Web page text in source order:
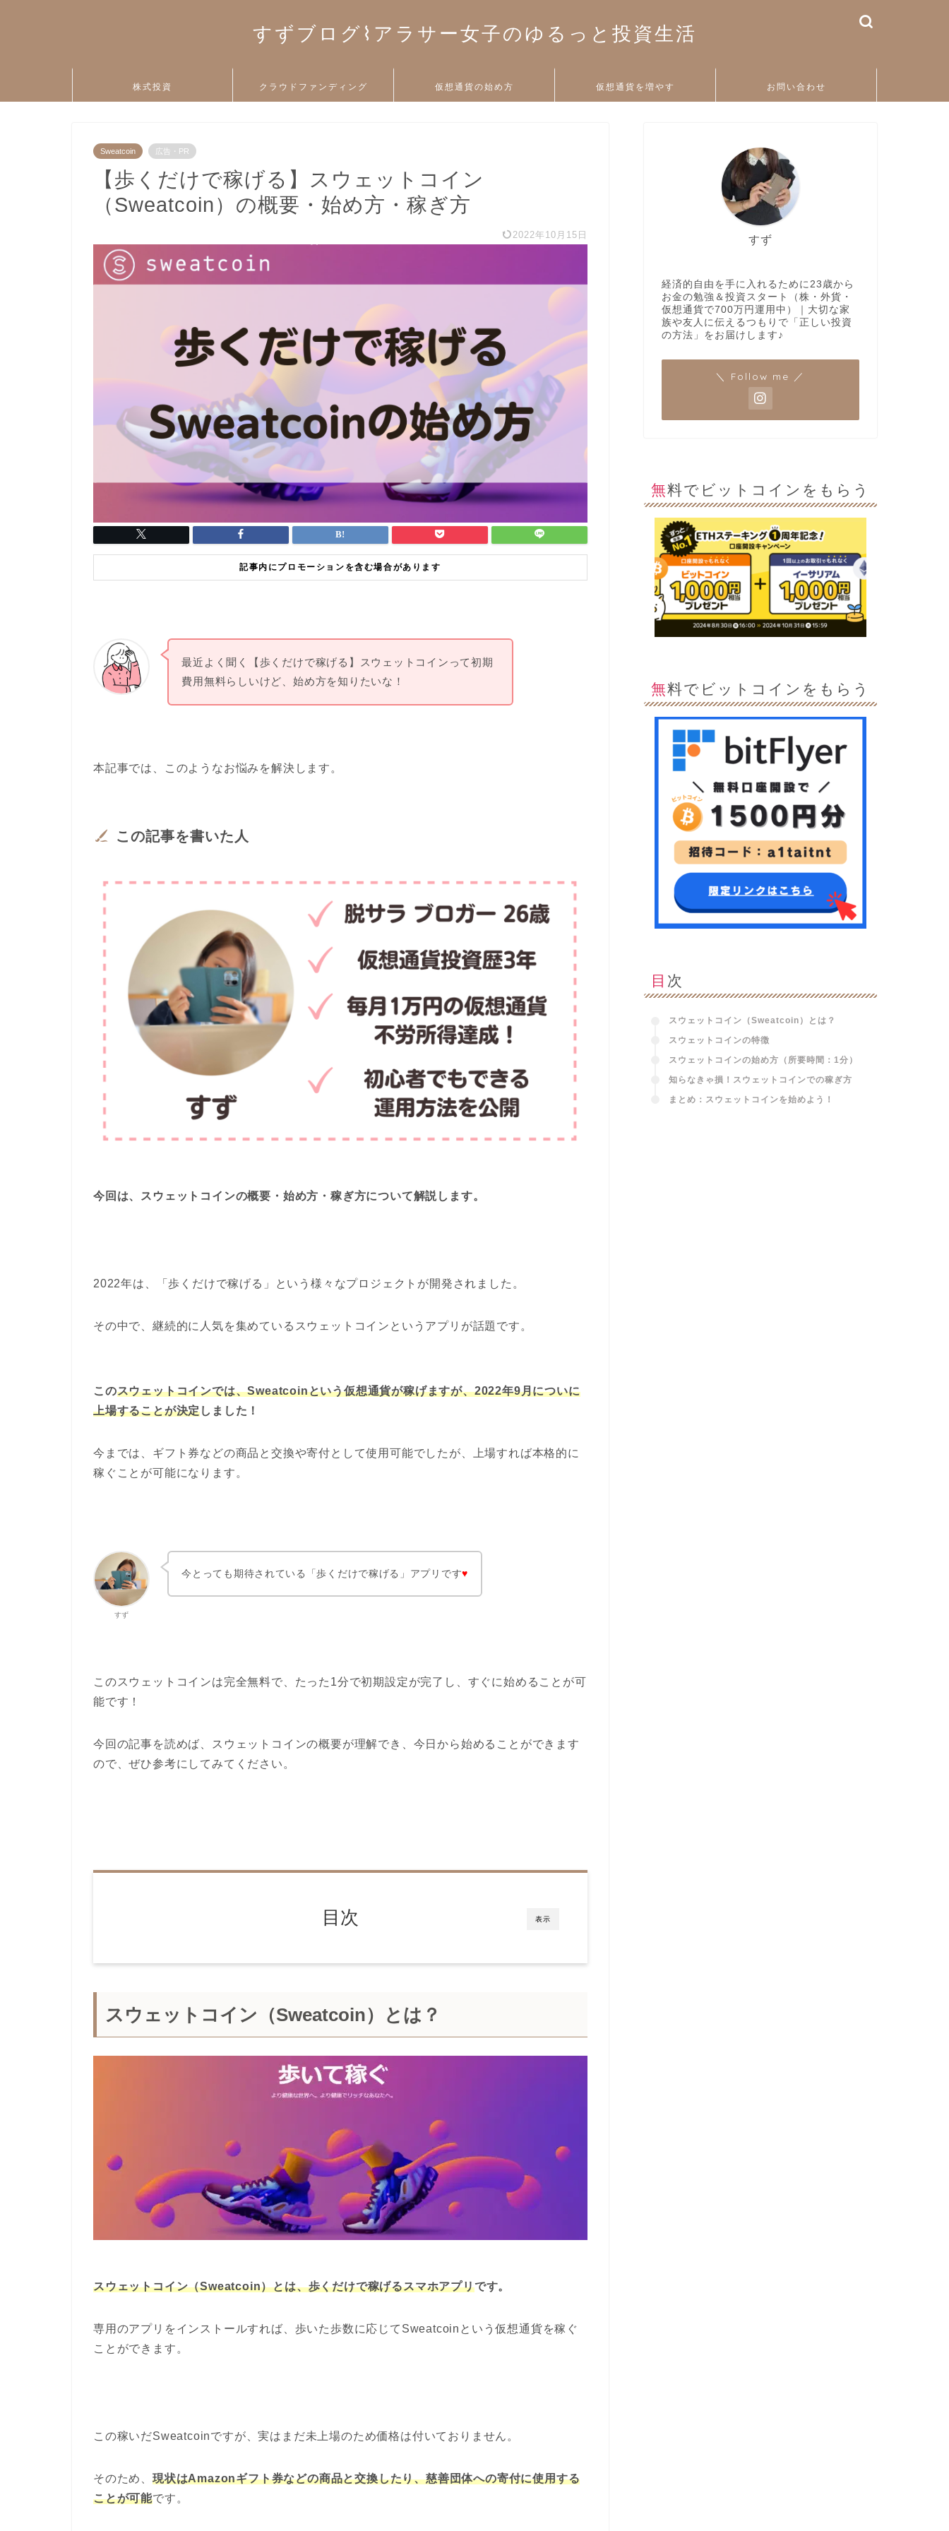
すずブログ⌇アラサー女子のゆるっと投資生活
株式投資 クラウドファンディング 仮想通貨の始め方 仮想通貨を増やす お問い合わせ
Sweatcoin 広告・PR
【歩くだけで稼げる】スウェットコイン
（Sweatcoin）の概要・始め方・稼ぎ方
2022年10月15日
記事内にプロモーションを含む場合があります
最近よく聞く【歩くだけで稼げる】スウェットコインって初期
費用無料らしいけど、始め方を知りたいな！
本記事では、このようなお悩みを解決します。
この記事を書いた人
今回は、スウェットコインの概要・始め方・稼ぎ方について解説します。
2022年は、「歩くだけで稼げる」という様々なプロジェクトが開発されました。
その中で、継続的に人気を集めているスウェットコインというアプリが話題です。
このスウェットコインでは、Sweatcoinという仮想通貨が稼げますが、2022年9月についに
上場することが決定しました！
今までは、ギフト券などの商品と交換や寄付として使用可能でしたが、上場すれば本格的に
稼ぐことが可能になります。
すず
今とっても期待されている「歩くだけで稼げる」アプリです♥
このスウェットコインは完全無料で、たった1分で初期設定が完了し、すぐに始めることが可
能です！
今回の記事を読めば、スウェットコインの概要が理解でき、今日から始めることができます
ので、ぜひ参考にしてみてください。
表示
目次
スウェットコイン（Sweatcoin）とは？
スウェットコイン（Sweatcoin）とは、歩くだけで稼げるスマホアプリです。
専用のアプリをインストールすれば、歩いた歩数に応じてSweatcoinという仮想通貨を稼ぐ
ことができます。
この稼いだSweatcoinですが、実はまだ未上場のため価格は付いておりません。
そのため、 現状はAmazonギフト券などの商品と交換したり、慈善団体への寄付に使用する
ことが可能です。
すず
経済的自由を手に入れるために23歳から
お金の勉強＆投資スタート（株・外貨・
仮想通貨で700万円運用中）｜大切な家
族や友人に伝えるつもりで「正しい投資
の方法」をお届けします♪
＼ Follow me ／
無料でビットコインをもらう
無料でビットコインをもらう
目次
スウェットコイン（Sweatcoin）とは？
スウェットコインの特徴
スウェットコインの始め方（所要時間：1分）
知らなきゃ損！スウェットコインでの稼ぎ方
まとめ：スウェットコインを始めよう！